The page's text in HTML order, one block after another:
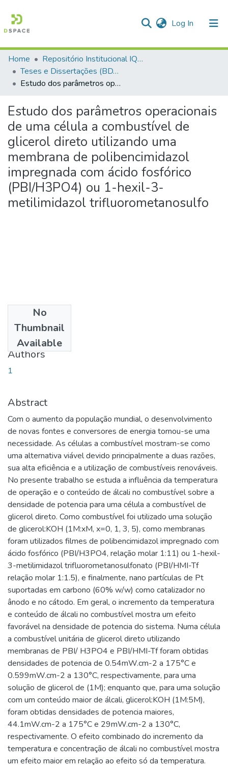
Log In (current)
Communities & Collections
All of DSpace
Statistics
Home
Repositório Institucional IQSC
Teses e Dissertações (BDTD USP)
Estudo dos parâmetros operacionais de uma célula a combustível de glicerol direto utilizando uma membrana de polibencimidazol impregnada com ácido fosfórico (PBI/H3PO4) ou 1-hexil-3-metilimidazol trifluorometanosulfo
Estudo dos parâmetros operacionais
de uma célula a combustível de
glicerol direto utilizando uma
membrana de polibencimidazol
impregnada com ácido fosfórico
(PBI/H3PO4) ou 1-hexil-3-
metilimidazol trifluorometanosulfo
No
Thumbnail
Available
2015-09-15
Authors
1
Abstract
Com o aumento da população mundial, o desenvolvimento
de novas fontes e conversores de energia tornou-se uma
necessidade. As células a combustível mostram-se como
uma alternativa viável devido principalmente a duas razões,
sua alta eficiência e a utilização de combustíveis renováveis.
No presente trabalho se estuda a influência da temperatura
de operação e o conteúdo de álcali no combustível sobre a
densidade de potencia para uma célula a combustível de
glicerol direto. Como combustível foi utilizado uma solução
de glicerol:KOH (1M:xM, x=0, 1, 3, 5), como membranas
foram utilizados filmes de polibencimidazol impregnado com
ácido fosfórico (PBI/H3PO4, relação molar 1:11) ou 1-hexil-
3-metilimidazol trifluorometanosulfonato (PBI/HMI-Tf
relação molar 1:1.5), e finalmente, nano partículas de Pt
suportadas em carbono (60% w/w) como catalizador no
ânodo e no cátodo. Em geral, o incremento da temperatura
e conteúdo de álcali no combustível mostra um efeito
favorável na densidade de potencia do sistema. Numa célula
a combustível unitária de glicerol direto utilizando
membranas de PBI/ H3PO4 e PBI/HMI-Tf foram obtidas
densidades de potencia de 0.54mW.cm-2 a 175°C e
0.599mW.cm-2 a 130°C, respectivamente, para uma
solução de glicerol de (1M); enquanto que, para uma solução
com um conteúdo maior de álcali, glicerol:KOH (1M:5M),
foram obtidas densidades de potencia maiores,
44.1mW.cm-2 a 175°C e 29mW.cm-2 a 130°C,
respectivamente. O efeito combinado do incremento da
temperatura e concentração de álcali no combustível mostra
um efeito maior em relação ao efeito só da temperatura.